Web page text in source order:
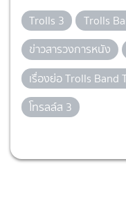
Trolls 3
Trolls
ข่าวสารวงการหนัง
เรื่องย่อ Trolls Band
โทรลล์ส 3